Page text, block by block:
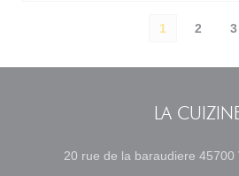
1 2 3
LA
20 rue de la baraudiere 45700